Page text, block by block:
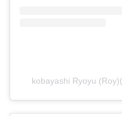
kobayashi Ryoyu